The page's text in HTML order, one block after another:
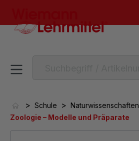
> Schule > Naturwissenschaften
Zoologie – Modelle und Präparate